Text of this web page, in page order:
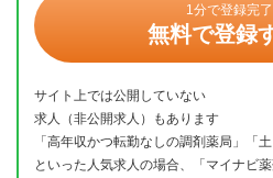
1分で登録完了
無料で登録
サイト上では公開していない
求人（非公開求人）もあります
「高年収かつ転勤なしの調剤薬局」「
といった人気求人の場合、「マイナビ